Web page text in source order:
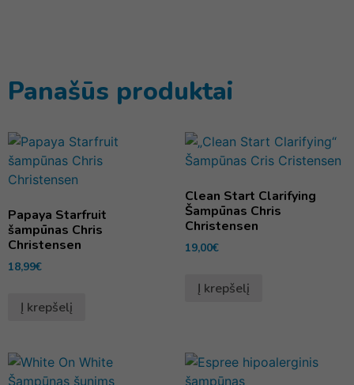
Panašūs produktai
Papaya Starfruit
šampūnas Chris
Christensen
18,99€
Į krepšelį
Clean Start Clarifying
Šampūnas Chris
Christensen
19,00€
Į krepšelį